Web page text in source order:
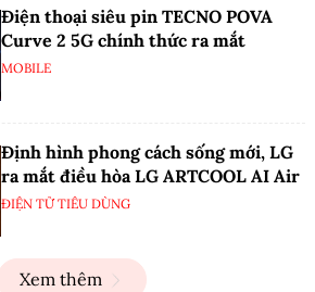
Điện thoại siêu pin TECNO POVA
Curve 2 5G chính thức ra mắt
MOBILE
Định hình phong cách sống mới, LG
ra mắt điều hòa LG ARTCOOL AI Air
ĐIỆN TỬ TIÊU DÙNG
Xem thêm